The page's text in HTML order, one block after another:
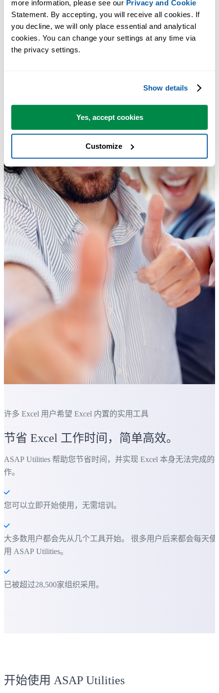
more information, please see our Privacy and Cookie
Statement. By accepting, you will receive all cookies. If
you decline, we will only place essential and analytical
cookies. You can change your settings at any time via
the privacy settings.
Show details
Yes, accept cookies
Customize
许多 Excel 用户希望 Excel 内置的实用工具
节省 Excel 工作时间，简单高效。
ASAP Utilities 帮助您节省时间，并实现 Excel 本身无法完成的
作。
您可以立即开始使用，无需培训。
大多数用户都会先从几个工具开始。 很多用户后来都会每天使
用 ASAP Utilities。
已被超过28,500家组织采用。
开始使用 ASAP Utilities